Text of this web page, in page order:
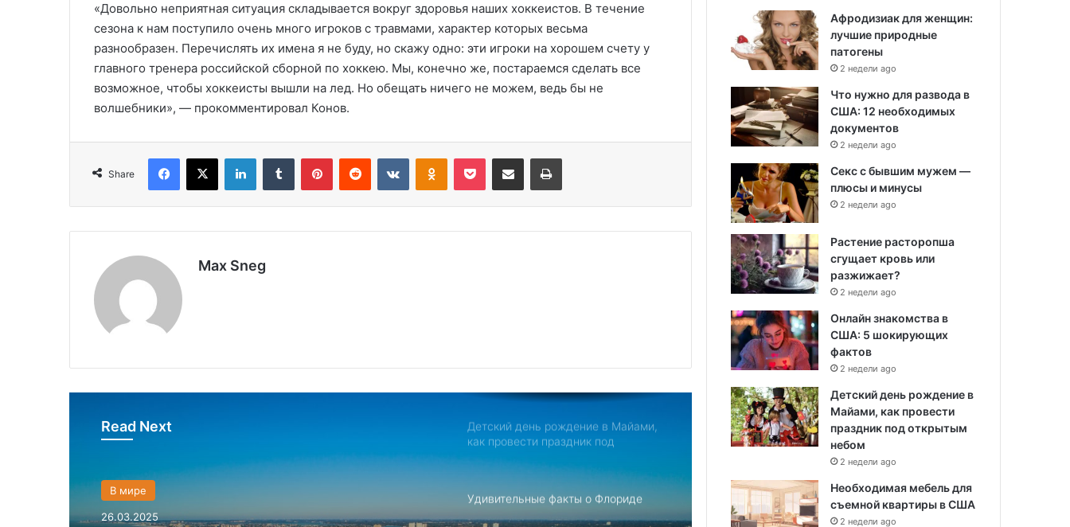
«Довольно неприятная ситуация складывается вокруг здоровья наших хоккеистов. В течение
сезона к нам поступило очень много игроков с травмами, характер которых весьма
разнообразен. Перечислять их имена я не буду, но скажу одно: эти игроки на хорошем счету у
главного тренера российской сборной по хоккею. Мы, конечно же, постараемся сделать все
возможное, чтобы хоккеисты вышли на лед. Но обещать ничего не можем, ведь бы не
волшебники», — прокомментировал Конов.
Share
Max Sneg
Read Next
В мире
26.03.2025
Анализ событий в Крокусе, что на
хронология событий.
директоров МВФ
Дом с привидениями в Америке,
создании «НАТО в азиатском стиле»
Детский день рождение в Майами,
как провести праздник под
Удивительные факты о Флориде
Афродизиак для женщин:
лучшие природные
патогены
2 недели ago
Что нужно для развода в
США: 12 необходимых
документов
2 недели ago
Секс с бывшим мужем —
плюсы и минусы
2 недели ago
Растение расторопша
сгущает кровь или
разжижает?
2 недели ago
Онлайн знакомства в
США: 5 шокирующих
фактов
2 недели ago
Детский день рождение в
Майами, как провести
праздник под открытым
небом
2 недели ago
Необходимая мебель для
съемной квартиры в США
2 недели ago